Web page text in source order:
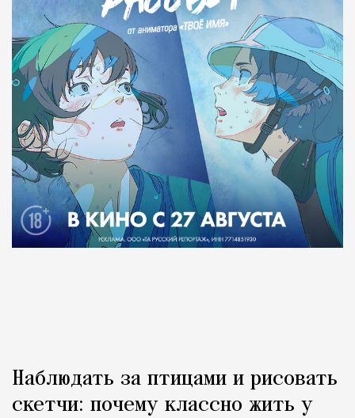
Наблюдать за птицами и рисовать
скетчи: почему классно жить у